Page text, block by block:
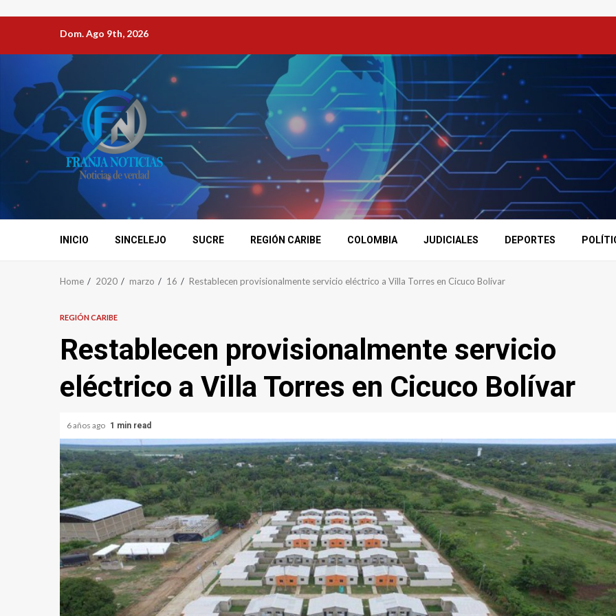
Dom. Ago 9th, 2026
INICIO SINCELEJO SUCRE REGIÓN CARIBE COLOMBIA JUDICIALES DEPORTES
Home 2020 marzo 16 Restablecen provisionalmente servicio eléctrico a Villa Torres en Cicuco Bolívar
REGIÓN CARIBE
Restablecen provisionalmente servicio
eléctrico a Villa Torres en Cicuco Bolívar
6 años ago 1 min read